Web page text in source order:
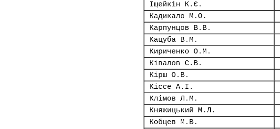
Іщейкін К.Є.
Кадикало М.О.
Карпунцов В.В.
Кацуба В.М.
Кириченко О.М.
Ківалов С.В.
Кірш О.В.
Кіссе А.І.
Клімов Л.М.
Княжицький М.Л.
Кобцев М.В.